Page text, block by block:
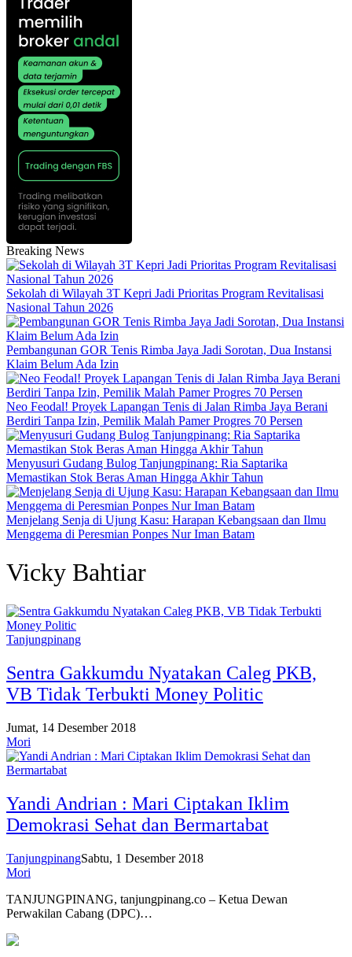
Breaking News
Sekolah di Wilayah 3T Kepri Jadi Prioritas Program Revitalisasi
Nasional Tahun 2026
Pembangunan GOR Tenis Rimba Jaya Jadi Sorotan, Dua Instansi
Klaim Belum Ada Izin
Neo Feodal! Proyek Lapangan Tenis di Jalan Rimba Jaya Berani
Berdiri Tanpa Izin, Pemilik Malah Pamer Progres 70 Persen
Menyusuri Gudang Bulog Tanjungpinang: Ria Saptarika
Memastikan Stok Beras Aman Hingga Akhir Tahun
Menjelang Senja di Ujung Kasu: Harapan Kebangsaan dan Ilmu
Menggema di Peresmian Ponpes Nur Iman Batam
Vicky Bahtiar
Tanjungpinang
Sentra Gakkumdu Nyatakan Caleg PKB,
VB Tidak Terbukti Money Politic
Jumat, 14 Desember 2018
Mori
Yandi Andrian : Mari Ciptakan Iklim
Demokrasi Sehat dan Bermartabat
TanjungpinangSabtu, 1 Desember 2018
Mori
TANJUNGPINANG, tanjungpinang.co – Ketua Dewan
Perwakilan Cabang (DPC)…